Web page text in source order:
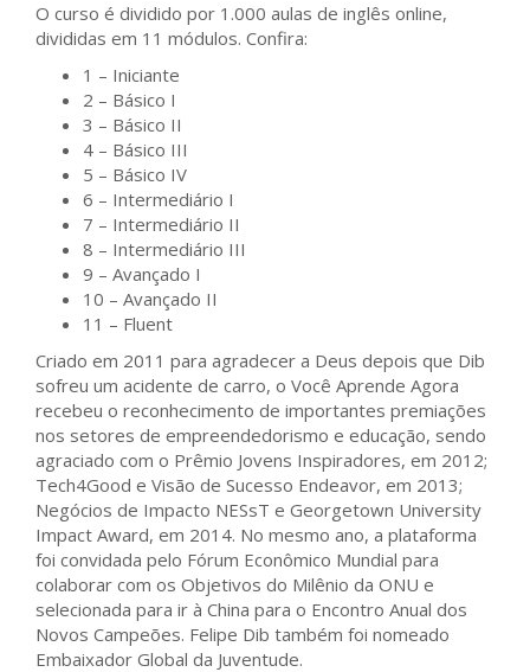
O curso é dividido por 1.000 aulas de inglês online,
divididas em 11 módulos. Confira:
1 – Iniciante
2 – Básico I
3 – Básico II
4 – Básico III
5 – Básico IV
6 – Intermediário I
7 – Intermediário II
8 – Intermediário III
9 – Avançado I
10 – Avançado II
11 – Fluent
Criado em 2011 para agradecer a Deus depois que Dib
sofreu um acidente de carro, o Você Aprende Agora
recebeu o reconhecimento de importantes premiações
nos setores de empreendedorismo e educação, sendo
agraciado com o Prêmio Jovens Inspiradores, em 2012;
Tech4Good e Visão de Sucesso Endeavor, em 2013;
Negócios de Impacto NESsT e Georgetown University
Impact Award, em 2014. No mesmo ano, a plataforma
foi convidada pelo Fórum Econômico Mundial para
colaborar com os Objetivos do Milênio da ONU e
selecionada para ir à China para o Encontro Anual dos
Novos Campeões. Felipe Dib também foi nomeado
Embaixador Global da Juventude.